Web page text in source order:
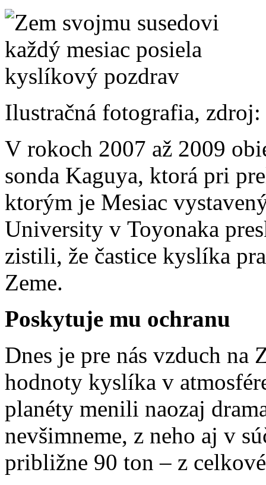
Ilustračná fotografia,
V rokoch 2007 až 2009
sonda Kaguya, ktorá pri
ktorým je Mesiac
University v Toyonaka
zistili, že častice kyslíka
Zeme.
Poskytuje mu ochranu
Dnes je pre nás vzduch na
hodnoty kyslíka v
planéty menili naozaj
nevšimneme, z neho aj v
približne 90 ton – z